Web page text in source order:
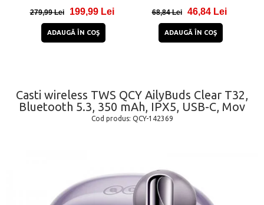
4 Microfoane, Bluetooth
Green
279,99 Lei 199,99 Lei
ADAUGĂ ÎN COŞ
68,84 Lei 46,84 Lei
ADAUGĂ ÎN COŞ
Casti wireless TWS QCY AilyBuds Clear T32,
Bluetooth 5.3, 350 mAh, IPX5, USB-C, Mov
Cod produs: QCY-142369